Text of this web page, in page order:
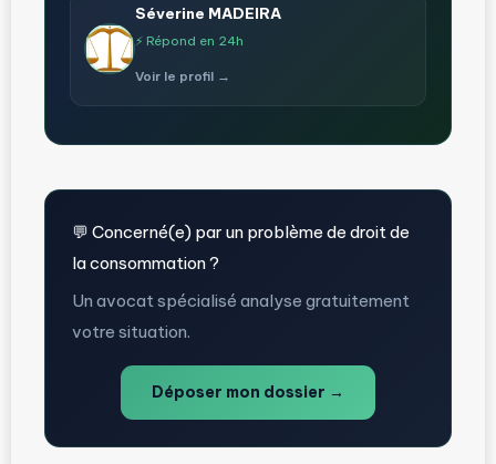
Séverine MADEIRA
⚡ Répond en 24h
Voir le profil →
💬 Concerné(e) par un problème de droit de
la consommation ?
Un avocat spécialisé analyse gratuitement
votre situation.
Déposer mon dossier →